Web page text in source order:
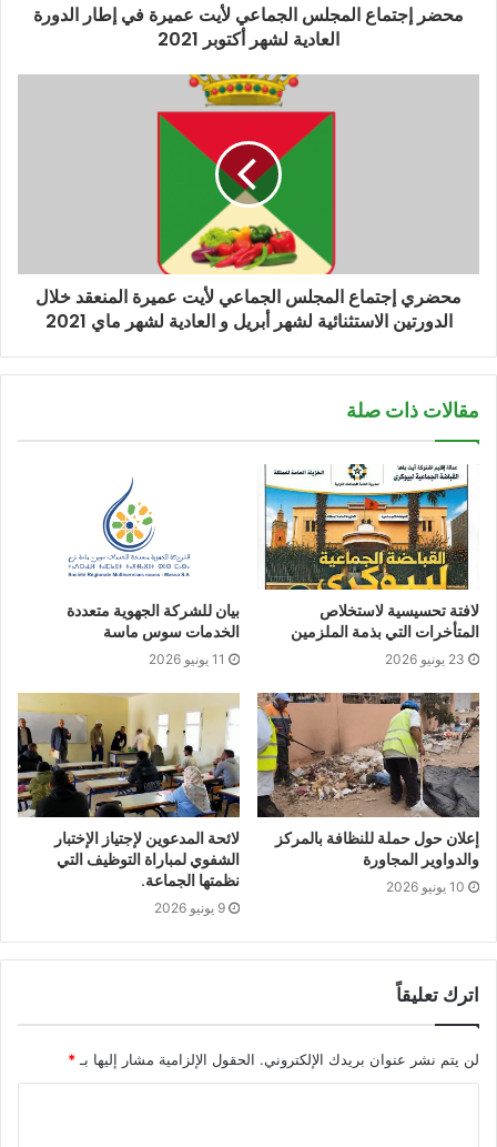
محضر إجتماع المجلس الجماعي لأيت عميرة في إطار الدورة
العادية لشهر أكتوبر 2021
محضري إجتماع المجلس الجماعي لأيت عميرة المنعقد خلال
الدورتين الاستثنائية لشهر أبريل و العادية لشهر ماي 2021
مقالات ذات صلة
لافتة تحسيسية لاستخلاص
المتأخرات التي بذمة الملزمين
23 يونيو 2026
بيان للشركة الجهوية متعددة
الخدمات سوس ماسة
11 يونيو 2026
إعلان حول حملة للنظافة بالمركز
والدواوير المجاورة
10 يونيو 2026
لائحة المدعوين لإجتياز الإختبار
الشفوي لمباراة التوظيف التي
نظمتها الجماعة.
9 يونيو 2026
اترك تعليقاً
لن يتم نشر عنوان بريدك الإلكتروني. الحقول الإلزامية مشار إليها بـ*